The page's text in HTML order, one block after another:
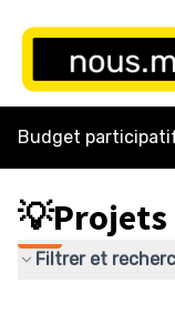
Budget
💡Projets
Filtrer et